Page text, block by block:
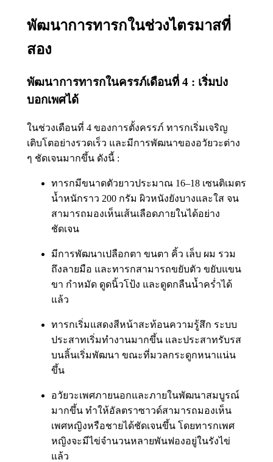
พัฒนาการทารกในช่วงไตรมาสที่
สอง
พัฒนาการทารกในครรภ์เดือนที่ 4 : เริ่มบ่ง
บอกเพศได้
ในช่วงเดือนที่ 4 ของการตั้งครรภ์ ทารกเริ่มเจริญ
เติบโตอย่างรวดเร็ว และมีการพัฒนาของอวัยวะต่าง
ๆ ชัดเจนมากขึ้น ดังนี้ :
ทารกมีขนาดตัวยาวประมาณ 16–18 เซนติเมตร
น้ำหนักราว 200 กรัม ผิวหนังยังบางและใส จน
สามารถมองเห็นเส้นเลือดภายในได้อย่าง
ชัดเจน
มีการพัฒนาเปลือกตา ขนตา คิ้ว เล็บ ผม รวม
ถึงลายมือ และทารกสามารถขยับตัว ขยับแขน
ขา กำหมัด ดูดนิ้วโป้ง และดูดกลืนน้ำคร่ำได้
แล้ว
ทารกเริ่มแสดงสีหน้าสะท้อนความรู้สึก ระบบ
ประสาทเริ่มทำงานมากขึ้น และประสาทรับรส
บนลิ้นเริ่มพัฒนา ขณะที่มวลกระดูกหนาแน่น
ขึ้น
อวัยวะเพศภายนอกและภายในพัฒนาสมบูรณ์
มากขึ้น ทำให้อัลตราซาวด์สามารถมองเห็น
เพศหญิงหรือชายได้ชัดเจนขึ้น โดยทารกเพศ
หญิงจะมีไข่จำนวนหลายพันฟองอยู่ในรังไข่
แล้ว